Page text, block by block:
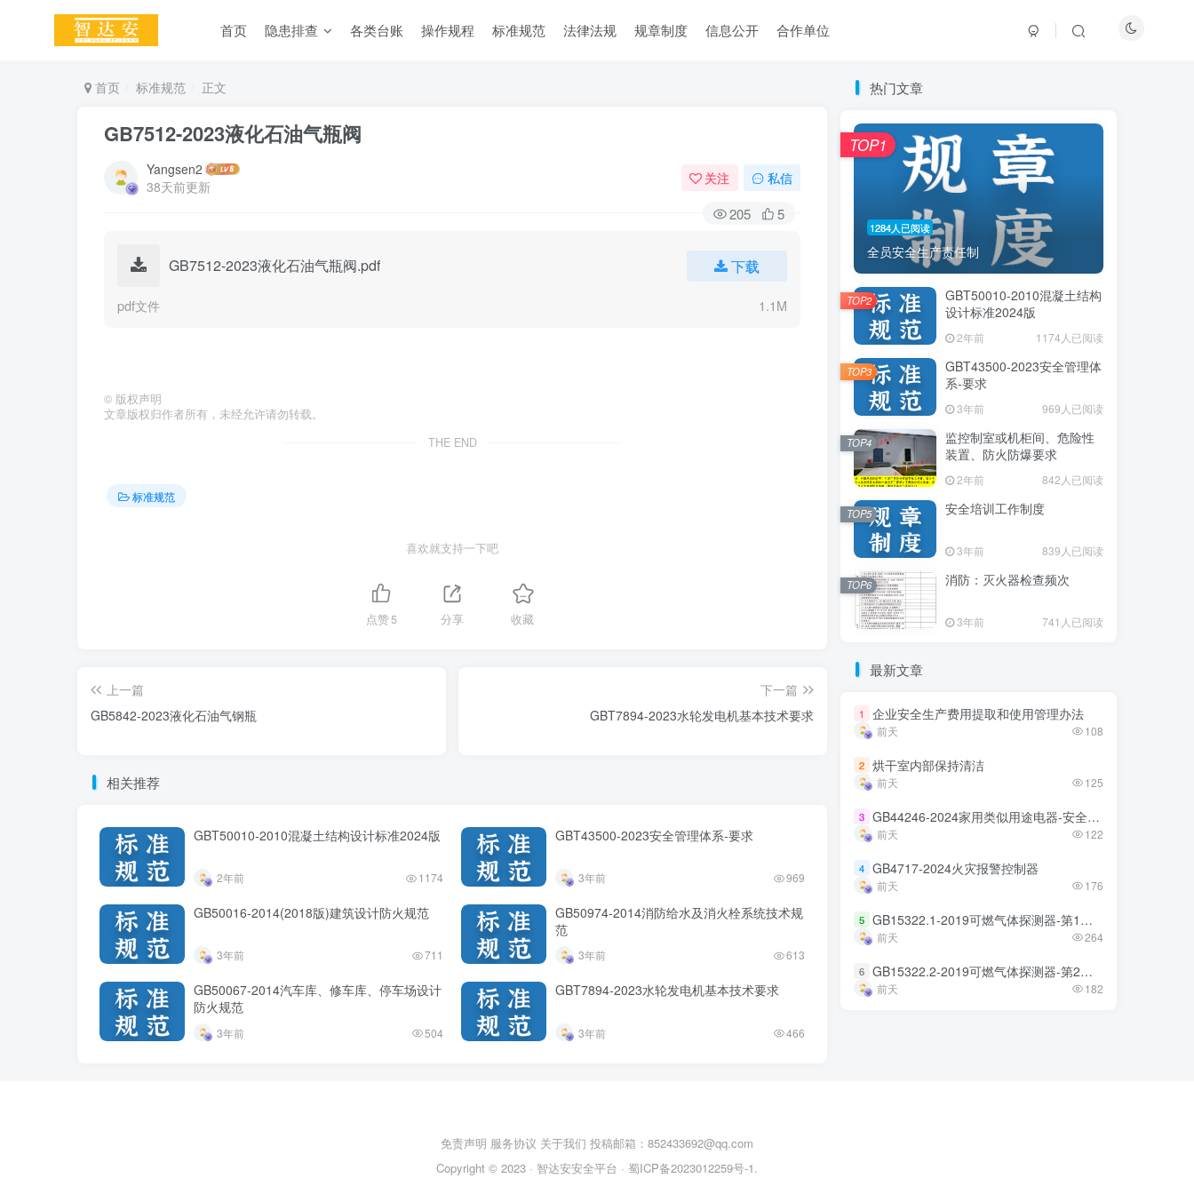
首页 隐患排查 各类台账 操作规程 标准规范 法律法规 规章制度 信息公开 合作单位
首页 标准规范 正文
GB7512-2023液化石油气瓶阀
Yangsen2
38天前更新
关注 私信
205 5
GB7512-2023液化石油气瓶阀.pdf 下载
pdf文件 1.1M
© 版权声明
文章版权归作者所有，未经允许请勿转载。
THE END
标准规范
喜欢就支持一下吧
点赞5 分享 收藏
上一篇
GB5842-2023液化石油气钢瓶
下一篇
GBT7894-2023水轮发电机基本技术要求
相关推荐
GBT50010-2010混凝土结构设计标准2024版
2年前 1174
GBT43500-2023安全管理体系-要求
3年前 969
GB50016-2014(2018版)建筑设计防火规范
3年前 711
GB50974-2014消防给水及消火栓系统技术规
范
3年前 613
GB50067-2014汽车库、修车库、停车场设计
防火规范
3年前 504
GBT7894-2023水轮发电机基本技术要求
3年前 466
热门文章
1284人已阅读
全员安全生产责任制
TOP1
GBT50010-2010混凝土结构
设计标准2024版
2年前 1174人已阅读
TOP2
GBT43500-2023安全管理体
系-要求
3年前 969人已阅读
TOP3
监控制室或机柜间、危险性
装置、防火防爆要求
2年前 842人已阅读
TOP4
安全培训工作制度
3年前 839人已阅读
TOP5
消防：灭火器检查频次
3年前 741人已阅读
TOP6
最新文章
1 企业安全生产费用提取和使用管理办法
前天 108
2 烘干室内部保持清洁
前天 125
3 GB44246-2024家用类似用途电器-安全技术规范
前天 122
4 GB4717-2024火灾报警控制器
前天 176
5 GB15322.1-2019可燃气体探测器-第1部分
前天 264
6 GB15322.2-2019可燃气体探测器-第2部分
前天 182
热门文章
1284人已阅读
全员安全生产责任制
TOP1
GBT50010-2010混凝土结构
设计标准2024版
2年前 1174人已阅读
TOP2
GBT43500-2023安全管理体
系-要求
3年前 969人已阅读
TOP3
监控制室或机柜间、危险性
装置、防火防爆要求
2年前 842人已阅读
TOP4
安全培训工作制度
3年前 839人已阅读
TOP5
消防：灭火器检查频次
3年前 741人已阅读
TOP6
最新文章
1 企业安全生产费用提取和使用管理办法
前天 108
2 烘干室内部保持清洁
前天 125
3 GB44246-2024家用类似用途电器-安全技术规范
前天 122
4 GB4717-2024火灾报警控制器
前天 176
5 GB15322.1-2019可燃气体探测器-第1部分
前天 264
6 GB15322.2-2019可燃气体探测器-第2部分
前天 182
免责声明 服务协议 关于我们 投稿邮箱：852433692@qq.com
Copyright © 2023 · 智达安安全平台 · 蜀ICP备2023012259号-1.